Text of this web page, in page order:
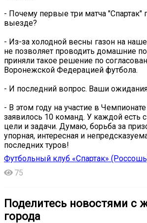
- Почему первые три матча "Спартак"
выезде?
- Из-за холодной весны газон на
не позволяет проводить домашние
приняли такое решение по
Воронежской Федерацией футбола.
- И последний вопрос. Ваши ожидания
- В этом году на участие в
заявилось 10 команд. У каждой есть
цели и задачи. Думаю, борьба за
упорная, интересная и
последних туров!
Футбольный клуб «Спартак»
75
Поделитесь новостями с
города